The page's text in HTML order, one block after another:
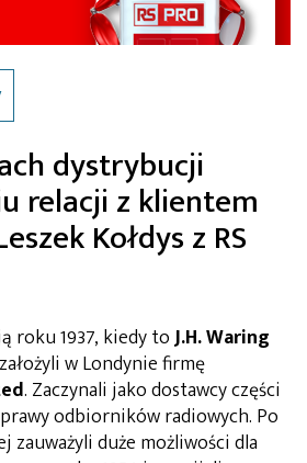
dystrybucji
relacji z klientem
Kołdys z RS
roku 1937, kiedy toJ.H. Waring
założyli w Londynie firmę
. Zaczynali jako dostawcy części
odbiorników radiowych. Po
zauważyli duże możliwości dla